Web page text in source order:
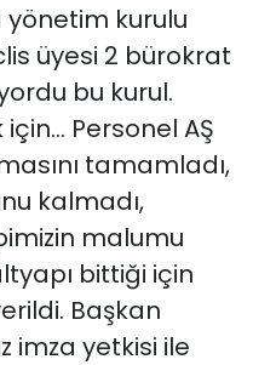
yönetim kurulu
üyesi 2 bürokrat
bu kurul.
Personel AŞ
tamamladı,
kalmadı,
malumu
bittiği için
Başkan
imza yetkisi ile